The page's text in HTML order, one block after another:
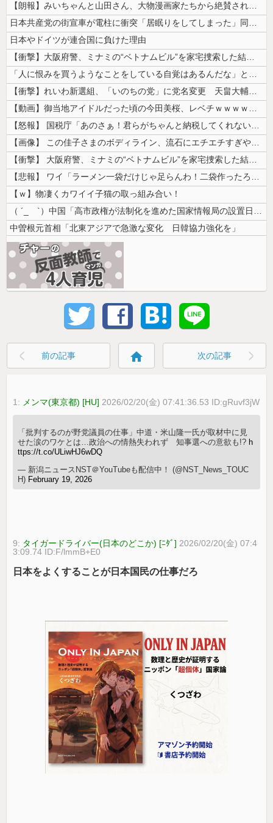
【朗報】みいちゃんと山田さん、大物漫画家たちから絶賛されるｗｗｗｗ
日本共産党の街宣車が電柱に衝突「居眠りをしてしまった」同乗していた県議...
日本やドイツが連合国に負けた理由
【衝撃】大阪府警、ミナミの“ベトナムビル”を家宅捜索した結果・・・・・...
「人に恨みを買うようなことをしている自覚はあるんだな」と高市首相を嘲笑...
【衝撃】れいわ新選組、「いのちの党」に党名変更 天畠大輔氏が共同代表へ
【動画】御当地アイドルだった頃の今田美桜、レベチｗｗｗｗｗｗｗｗｗｗｗ...
【怒報】 国税庁「あのさぁ！君らがちゃんと納税してくれないとこうなっち...
【画像】 この佳子さまのボディライン、流石にエチエチすぎやろ！
【衝撃】 大阪府警、ミナミの“ベトナムビル”を家宅捜索した結果・・・・...
【悲報】 ワイ「ラーメン一袋だけじゃ足らんわ！二袋作ったろ！」→結果ｗ...
【ｗ】物凄くカワイイ子猫の取っ組み合い！
（ ´_ゝ`）中国「高市政権が法制化を進めた国家情報局の設置日が7月3...
中曽根元首相「北東アジアで急激な変化 日韓協力強化を」
前の記事 home 次の記事
1: メンマ(東京都) [HU] 2026/02/20(金) 07:41:36.53 ID:gRuvf3jW
「批判するのが野党議員の仕事」中道・米山隆一氏が取材中に見
せた涙のワケとは…政治への情熱失われず 知事選への意欲も!? h
ttps://t.co/ULiwHJ6wDQ
— 新潟ニュースNST＠YouTubeも配信中！ (@NST_News_TOUC
H) February 19, 2026
9: タイガードライバー(日本のどこか) [ﾆﾀﾞ] 2026/02/20(金) 07:4
3:09.74 ID:F/lmmB+E0
日本をよくすることが日本国民の仕事だろ